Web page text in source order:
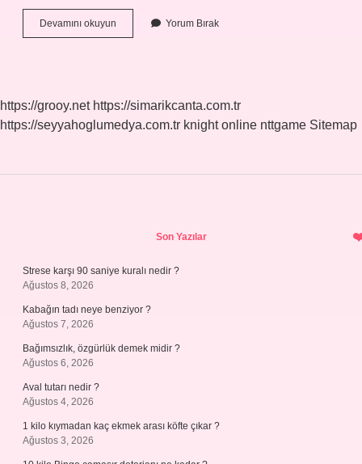
Devamını okuyun
Santral
Yorum Bırak
https://grooy.net https://simarikcanta.com.tr
https://seyyahoglumedya.com.tr knight online nttgame Sitemap
Son Yazılar
Strese karşı 90 saniye kuralı nedir ?
Ağustos 8, 2026
Kabağın tadı neye benziyor ?
Ağustos 7, 2026
Bağımsızlık, özgürlük demek midir ?
Ağustos 6, 2026
Aval tutarı nedir ?
Ağustos 4, 2026
1 kilo kıymadan kaç ekmek arası köfte çıkar ?
Ağustos 3, 2026